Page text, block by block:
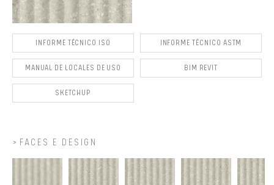
INFORME TÉCNICO ISO INFORME TÉCNICO ASTM
MANUAL DE LOCALES DE USO BIM REVIT
SKETCHUP
FACES E DESIGN